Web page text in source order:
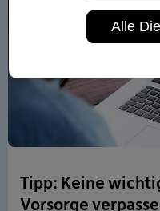
Tipp: Keine
Vorsorge
Alle